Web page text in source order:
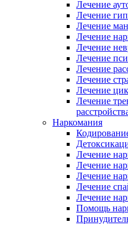
Лечение
Лечение
Лечение
Лечение
Лечение
Лечение
Лечение
Лечение
Лечение
Лечение
Наркомания
Лечение
Лечение
Лечение
Лечение
Лечение
Помощь